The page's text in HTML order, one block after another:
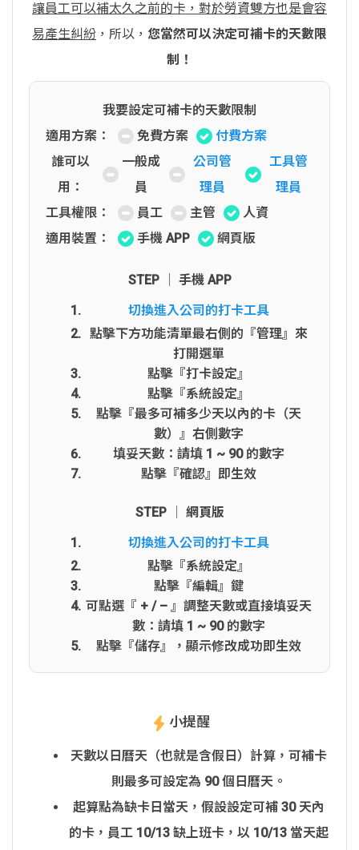
讓員工可以補太久之前的卡，對於勞資雙方也是會容
易產生糾紛 ，所以， 您當然可以決定可補卡的天數限
制！
我要設定可補卡的天數限制
適用方案：
免費方案
付費方案
誰可以
用：
一般成
員
公司管
理員
工具管
理員
工具權限：
員工 主管
人資
適用裝置：
手機 APP 網頁版
STEP │ 手機 APP
切換進入公司的打卡工具
點擊下方功能清單最右側的『管理』來
打開選單
點擊『打卡設定』
點擊『系統設定』
點擊『最多可補多少天以內的卡（天
數）』右側數字
填妥天數：請填 1 ~ 90 的數字
點擊『確認』即生效
STEP │ 網頁版
切換進入公司的打卡工具
點擊『系統設定』
點擊『編輯』鍵
可點選『 + / – 』調整天數或直接填妥天
數：請填 1 ~ 90 的數字
點擊『儲存』，顯示修改成功即生效
小提醒
天數以日曆天（也就是含假日）計算，可補卡
則最多可設定為 90 個日曆天。
起算點為缺卡日當天，假設設定可補 30 天內
的卡，員工 10/13 缺上班卡，以 10/13 當天起